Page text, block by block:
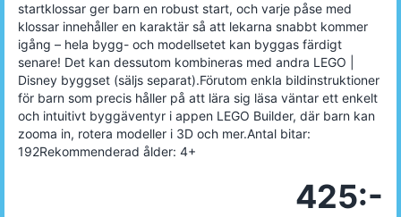
startklossar ger barn en robust start, och varje påse med
klossar innehåller en karaktär så att lekarna snabbt kommer
igång – hela bygg- och modellsetet kan byggas färdigt
senare! Det kan dessutom kombineras med andra LEGO |
Disney byggset (säljs separat).Förutom enkla bildinstruktioner
för barn som precis håller på att lära sig läsa väntar ett enkelt
och intuitivt byggäventyr i appen LEGO Builder, där barn kan
zooma in, rotera modeller i 3D och mer.Antal bitar:
192Rekommenderad ålder: 4+
425:-